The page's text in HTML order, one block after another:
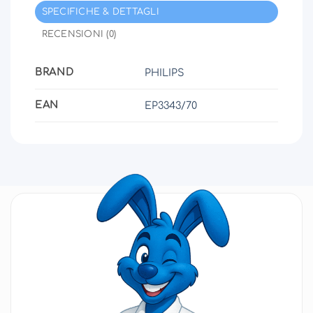
SPECIFICHE & DETTAGLI
RECENSIONI (0)
BRAND PHILIPS
EAN EP3343/70